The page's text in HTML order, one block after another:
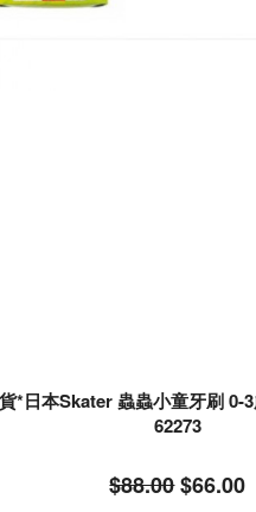
*日本Skater 蟲蟲小童牙刷 0-
62273
$88.00$66.00